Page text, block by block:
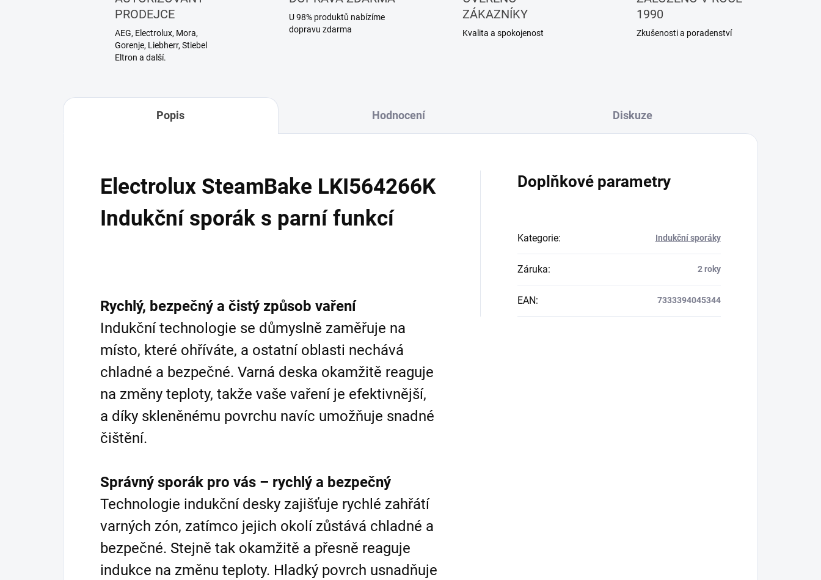
PRODEJCE
AEG, Electrolux, Mora,
Gorenje, Liebherr, Stiebel
Eltron a další.
U 98% produktů nabízíme
dopravu zdarma
ZÁKAZNÍKY
Kvalita a spokojenost
1990
Zkušenosti a poradenství
Popis Hodnocení Diskuze
Electrolux SteamBake LKI564266K
Indukční sporák s parní funkcí
Rychlý, bezpečný a čistý způsob vaření
Indukční technologie se důmyslně zaměřuje na
místo, které ohříváte, a ostatní oblasti nechává
chladné a bezpečné. Varná deska okamžitě reaguje
na změny teploty, takže vaše vaření je efektivnější,
a díky skleněnému povrchu navíc umožňuje snadné
čištění.
Správný sporák pro vás – rychlý a bezpečný
Technologie indukční desky zajišťuje rychlé zahřátí
varných zón, zatímco jejich okolí zůstává chladné a
bezpečné. Stejně tak okamžitě a přesně reaguje
indukce na změnu teploty. Hladký povrch usnadňuje
Doplňkové parametry
Kategorie: Indukční sporáky
Záruka: 2 roky
EAN: 7333394045344